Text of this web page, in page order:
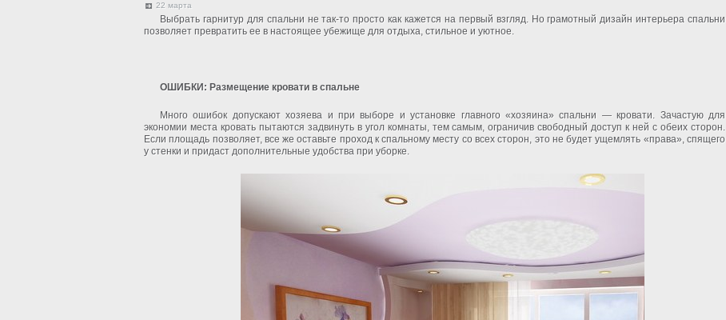
22 марта
Выбрать гарнитур для спальни не так-то просто как кажется на первый взгляд. Но грамотный дизайн интерьера спальни
позволяет превратить ее в настоящее убежище для отдыха, стильное и уютное.
ОШИБКИ: Размещение кровати в спальне
Много ошибок допускают хозяева и при выборе и установке главного «хозяина» спальни — кровати. Зачастую для
экономии места кровать пытаются задвинуть в угол комнаты, тем самым, ограничив свободный доступ к ней с обеих сторон.
Если площадь позволяет, все же оставьте проход к спальному месту со всех сторон, это не будет ущемлять «права», спящего
у стенки и придаст дополнительные удобства при уборке.